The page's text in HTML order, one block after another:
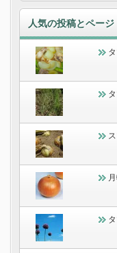
人気の投稿とページ